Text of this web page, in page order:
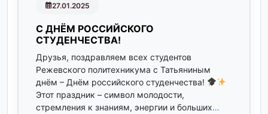
27.01.2025
С ДНЁМ РОССИЙСКОГО
СТУДЕНЧЕСТВА!
Друзья, поздравляем всех студентов
Режевского политехникума с Татьяниным
днём – Днём российского студенчества!
Этот праздник – символ молодости,
стремления к знаниям, энергии и больших…